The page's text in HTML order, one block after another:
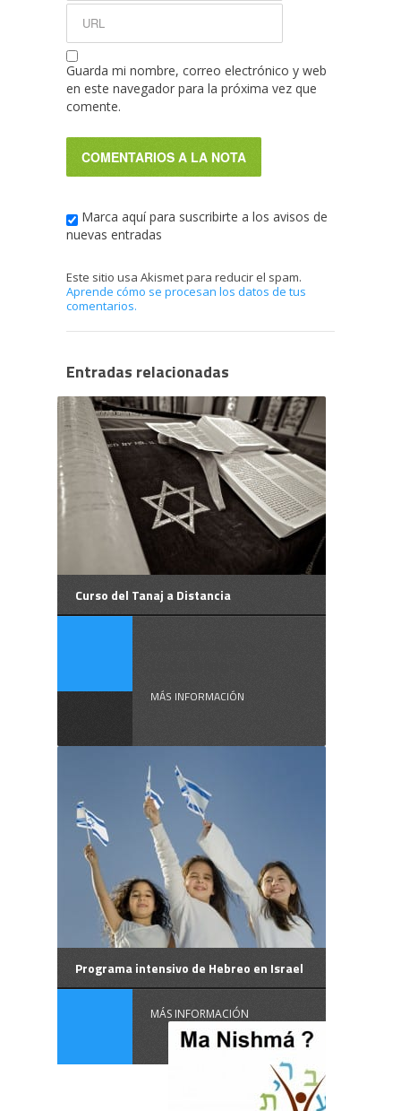
Guarda mi nombre, correo electrónico y web
en este navegador para la próxima vez que
comente.
Marca aquí para suscribirte a los avisos de
nuevas entradas
Este sitio usa Akismet para reducir el spam.
Aprende cómo se procesan los datos de tus
comentarios.
Entradas relacionadas
Curso del Tanaj a Distancia
MÁS INFORMACIÓN
Programa intensivo de Hebreo en Israel
MÁS INFORMACIÓN